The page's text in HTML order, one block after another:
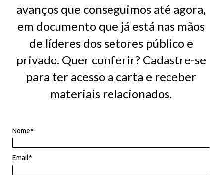
avanços que conseguimos até agora,
em documento que já está nas mãos
de líderes dos setores público e
privado. Quer conferir? Cadastre-se
para ter acesso a carta e receber
materiais relacionados.
Nome*
Email*